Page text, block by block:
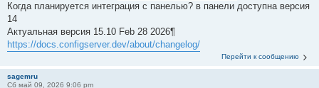
Когда планируется интеграция с панелью? в панели доступна версия
14
Актуальная версия 15.10 Feb 28 2026¶
https://docs.configserver.dev/about/changelog/
Перейти к сообщению
sagemru
Сб май 09, 2026 9:06 pm